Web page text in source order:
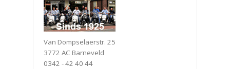
Van Dompselaerstr. 25
3772 AC Barneveld
0342 - 42 40 44